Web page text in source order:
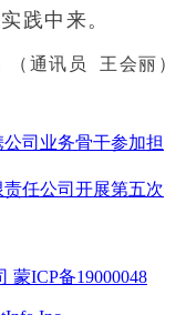
践中来。
（通讯员 王会丽）
司业务骨干参加担
任公司开展第五次
蒙ICP备19000048